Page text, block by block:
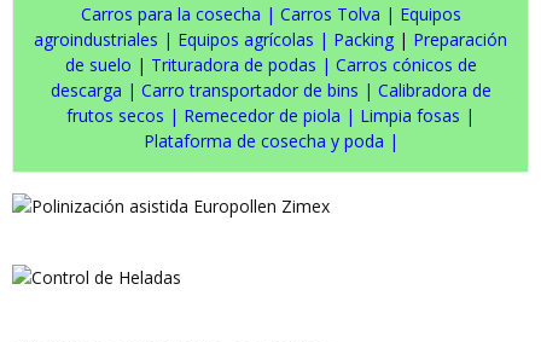
Carros para la cosecha | Carros Tolva | Equipos
agroindustriales | Equipos agrícolas | Packing | Preparación
de suelo | Trituradora de podas | Carros cónicos de
descarga | Carro transportador de bins | Calibradora de
frutos secos | Remecedor de piola | Limpia fosas |
Plataforma de cosecha y poda |